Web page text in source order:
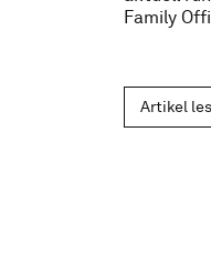
Family
Artikel